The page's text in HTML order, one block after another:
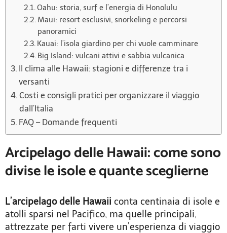
Oahu: storia, surf e l’energia di Honolulu
Maui: resort esclusivi, snorkeling e percorsi
panoramici
Kauai: l’isola giardino per chi vuole camminare
Big Island: vulcani attivi e sabbia vulcanica
Il clima alle Hawaii: stagioni e differenze tra i
versanti
Costi e consigli pratici per organizzare il viaggio
dall’Italia
FAQ – Domande frequenti
Arcipelago delle Hawaii: come sono
divise le isole e quante sceglierne
L’arcipelago delle Hawaii conta centinaia di isole e
atolli sparsi nel Pacifico, ma quelle principali,
attrezzate per farti vivere un’esperienza di viaggio